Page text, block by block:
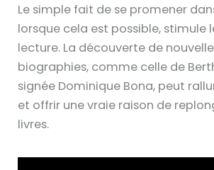
Le simple fait de se promener
lorsque cela est possible, stimule
lecture. La découverte de
biographies, comme celle de
signée Dominique Bona, peut
et offrir une vraie raison de
livres.